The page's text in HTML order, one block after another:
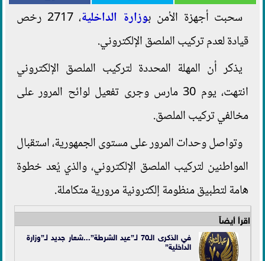
سحبت أجهزة الأمن بوزارة الداخلية
، 2717 رخص
قيادة لعدم تركيب الملصق الإلكتروني.
يذكر أن المهلة المحددة لتركيب الملصق الإلكتروني
انتهت، يوم 30 مارس وجرى تفعيل لوائح المرور على
مخالفي تركيب الملصق.
وتواصل وحدات المرور على مستوى الجمهورية، استقبال
المواطنين لتركيب الملصق الإلكتروني، والذي يُعد خطوة
هامة لتطبيق منظومة إلكترونية مرورية متكاملة.
اقرأ أيضاً
في الذكرى الـ70 لـ”عيد الشرطة”...شعار جديد لـ”وزارة
الداخلية”